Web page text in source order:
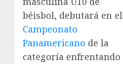
béisbol, debutará en el
Campeonato
Panamericano de la
categoría enfrentando